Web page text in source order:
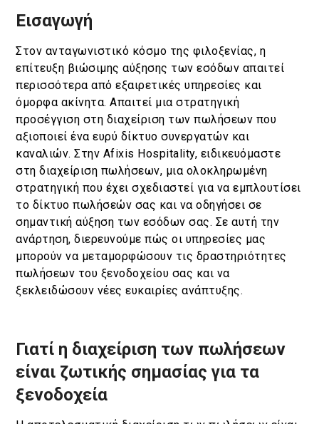
Εισαγωγή
Στον ανταγωνιστικό κόσμο της φιλοξενίας, η
επίτευξη βιώσιμης αύξησης των εσόδων απαιτεί
περισσότερα από εξαιρετικές υπηρεσίες και
όμορφα ακίνητα. Απαιτεί μια στρατηγική
προσέγγιση στη διαχείριση των πωλήσεων που
αξιοποιεί ένα ευρύ δίκτυο συνεργατών και
καναλιών. Στην Afixis Hospitality, ειδικευόμαστε
στη διαχείριση πωλήσεων, μια ολοκληρωμένη
στρατηγική που έχει σχεδιαστεί για να εμπλουτίσει
το δίκτυο πωλήσεών σας και να οδηγήσει σε
σημαντική αύξηση των εσόδων σας. Σε αυτή την
ανάρτηση, διερευνούμε πώς οι υπηρεσίες μας
μπορούν να μεταμορφώσουν τις δραστηριότητες
πωλήσεων του ξενοδοχείου σας και να
ξεκλειδώσουν νέες ευκαιρίες ανάπτυξης.
Γιατί η διαχείριση των πωλήσεων
είναι ζωτικής σημασίας για τα
ξενοδοχεία